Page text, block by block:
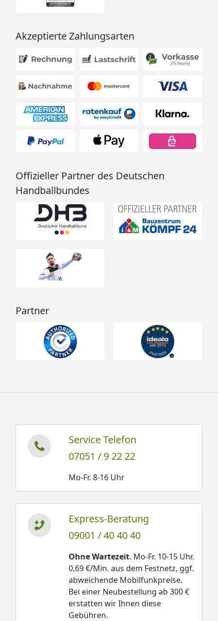
Akzeptierte Zahlungsarten
Offizieller Partner des Deutschen
Handballbundes
Partner
Service Telefon
07051 / 9 22 22
Mo-Fr. 8-16 Uhr
Express-Beratung
09001 / 40 40 40
Ohne Wartezeit. Mo-Fr. 10-15 Uhr.
0,69 €/Min. aus dem Festnetz, ggf.
abweichende Mobilfunkpreise.
Bei einer Neubestellung ab 300 €
erstatten wir Ihnen diese
Gebühren.